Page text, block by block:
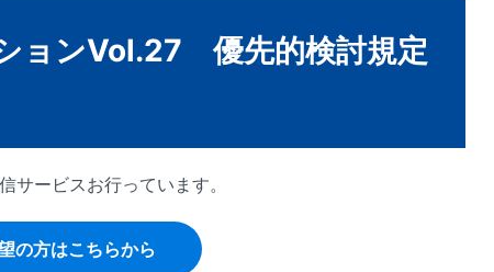
ョンVol.27 優先的検討規定
サービスお行っています。
の方はこちらから